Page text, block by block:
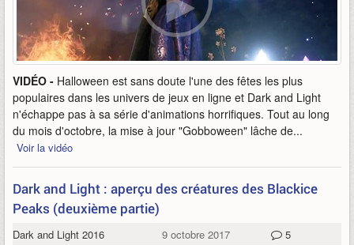
VIDÉO - Halloween est sans doute l'une des fêtes les plus
populaires dans les univers de jeux en ligne et Dark and Light
n'échappe pas à sa série d'animations horrifiques. Tout au long
du mois d'octobre, la mise à jour "Gobboween" lâche de...
Voir la vidéo
Dark and Light : aperçu des créatures des Blackice
Peaks (deuxième partie)
Dark and Light 2016 9 octobre 2017 5